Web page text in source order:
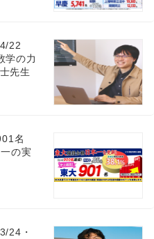
22
学の力
先生
名
の実
24・